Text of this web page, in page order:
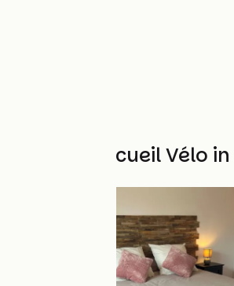
Weitere Accueil Vélo